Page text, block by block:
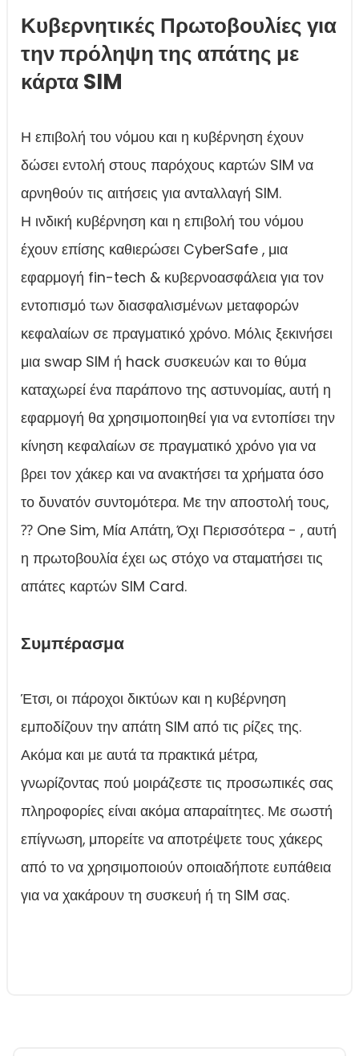
Κυβερνητικές Πρωτοβουλίες για
την πρόληψη της απάτης με
κάρτα SIM
Η επιβολή του νόμου και η κυβέρνηση έχουν
δώσει εντολή στους παρόχους καρτών SIM να
αρνηθούν τις αιτήσεις για ανταλλαγή SIM.
Η ινδική κυβέρνηση και η επιβολή του νόμου
έχουν επίσης καθιερώσει CyberSafe , μια
εφαρμογή fin-tech & κυβερνοασφάλεια για τον
εντοπισμό των διασφαλισμένων μεταφορών
κεφαλαίων σε πραγματικό χρόνο. Μόλις ξεκινήσει
μια swap SIM ή hack συσκευών και το θύμα
καταχωρεί ένα παράπονο της αστυνομίας, αυτή η
εφαρμογή θα χρησιμοποιηθεί για να εντοπίσει την
κίνηση κεφαλαίων σε πραγματικό χρόνο για να
βρει τον χάκερ και να ανακτήσει τα χρήματα όσο
το δυνατόν συντομότερα. Με την αποστολή τους,
⁇ One Sim, Μία Απάτη, Όχι Περισσότερα - , αυτή
η πρωτοβουλία έχει ως στόχο να σταματήσει τις
απάτες καρτών SIM Card.
Συμπέρασμα
Έτσι, οι πάροχοι δικτύων και η κυβέρνηση
εμποδίζουν την απάτη SIM από τις ρίζες της.
Ακόμα και με αυτά τα πρακτικά μέτρα,
γνωρίζοντας πού μοιράζεστε τις προσωπικές σας
πληροφορίες είναι ακόμα απαραίτητες. Με σωστή
επίγνωση, μπορείτε να αποτρέψετε τους χάκερς
από το να χρησιμοποιούν οποιαδήποτε ευπάθεια
για να χακάρουν τη συσκευή ή τη SIM σας.